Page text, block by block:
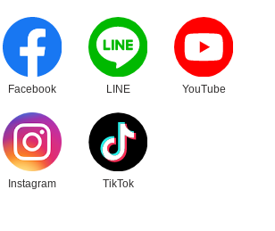
調査会 木原官房長官へ提言手交～
会の戦略的招致、スポーツ関係予
」を求める～
Facebook
別ウィンドウリンク
LINE
別ウィンドウリンク
YouTube
別ウィンドウリンク
Instagram
別ウィンドウリンク
TikTok
別ウィンドウリンク